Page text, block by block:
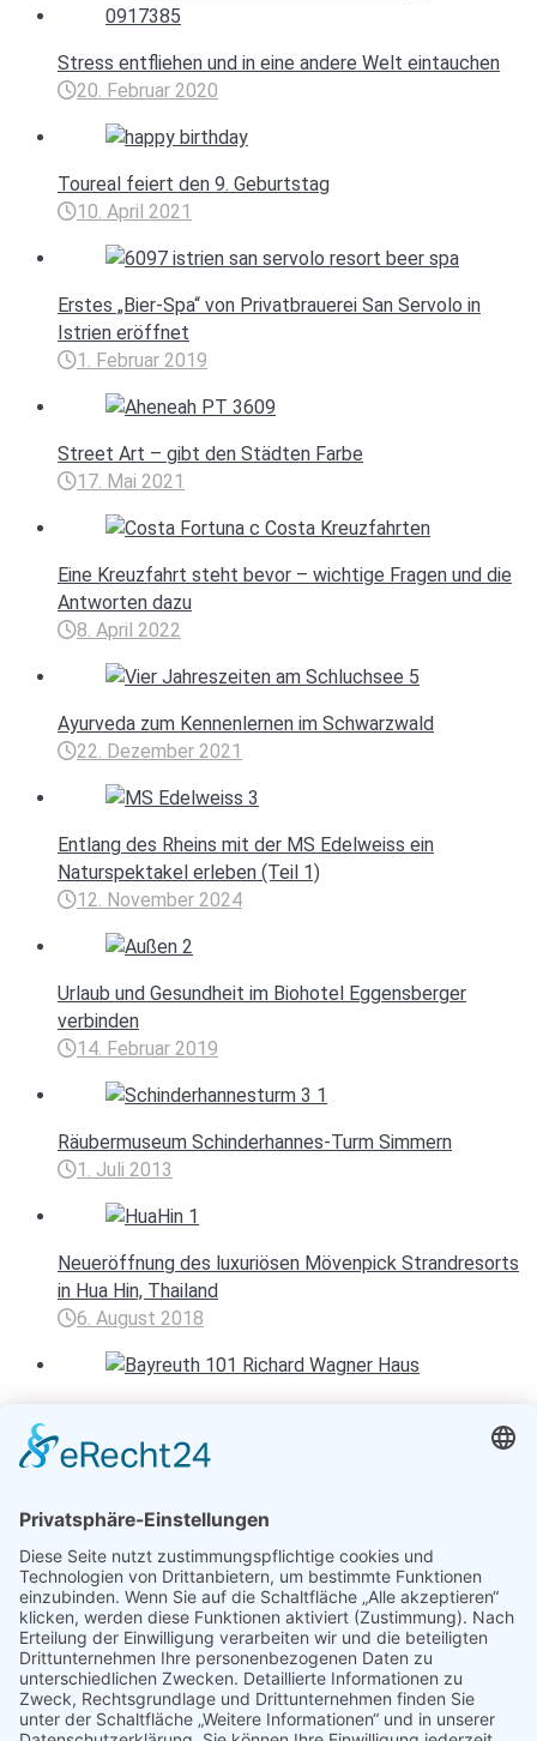
Stress entfliehen und in eine andere Welt eintauchen
20. Februar 2020
Toureal feiert den 9. Geburtstag
10. April 2021
Erstes „Bier-Spa“ von Privatbrauerei San Servolo in
Istrien eröffnet
1. Februar 2019
Street Art – gibt den Städten Farbe
17. Mai 2021
Eine Kreuzfahrt steht bevor – wichtige Fragen und die
Antworten dazu
8. April 2022
Ayurveda zum Kennenlernen im Schwarzwald
22. Dezember 2021
Entlang des Rheins mit der MS Edelweiss ein
Naturspektakel erleben (Teil 1)
12. November 2024
Urlaub und Gesundheit im Biohotel Eggensberger
verbinden
14. Februar 2019
Räubermuseum Schinderhannes-Turm Simmern
1. Juli 2013
Neueröffnung des luxuriösen Mövenpick Strandresorts
in Hua Hin, Thailand
6. August 2018
4. November 2022
Urlaub zum Bestpreis